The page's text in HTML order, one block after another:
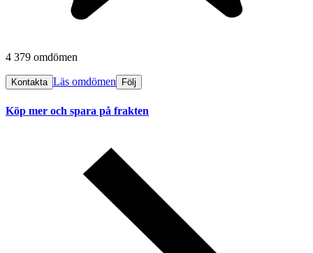
4 379 omdömen
Kontakta Läs omdömen Följ
Köp mer och spara på frakten